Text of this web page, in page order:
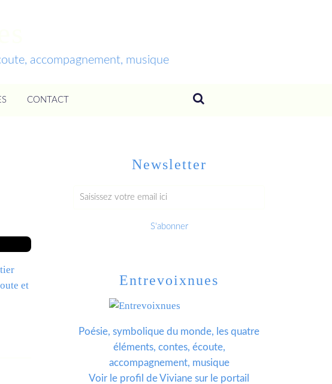
accompagnement, musique
CONTACT
et
Newsletter
Entrevoixnues
Poésie, symbolique du monde, les quatre
éléments, contes, écoute,
accompagnement, musique
Voir le profil deViviane sur le portail